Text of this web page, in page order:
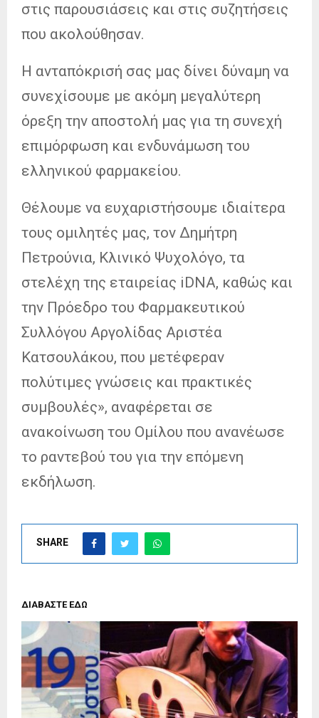
στις παρουσιάσεις και στις συζητήσεις
που ακολούθησαν.
Η ανταπόκρισή σας μας δίνει δύναμη να
συνεχίσουμε με ακόμη μεγαλύτερη
όρεξη την αποστολή μας για τη συνεχή
επιμόρφωση και ενδυνάμωση του
ελληνικού φαρμακείου.
Θέλουμε να ευχαριστήσουμε ιδιαίτερα
τους ομιλητές μας, τον Δημήτρη
Πετρούνια, Κλινικό Ψυχολόγο, τα
στελέχη της εταιρείας iDNA, καθώς και
την Πρόεδρο του Φαρμακευτικού
Συλλόγου Αργολίδας Αριστέα
Κατσουλάκου, που μετέφεραν
πολύτιμες γνώσεις και πρακτικές
συμβουλές», αναφέρεται σε
ανακοίνωση του Ομίλου που ανανέωσε
το ραντεβού του για την επόμενη
εκδήλωση.
SHARE
ΔΙΑΒΑΣΤΕ ΕΔΩ